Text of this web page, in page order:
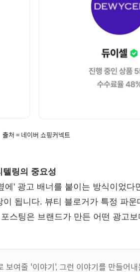
출처 = 네이버 쇼핑커넥트
링의 중요성
에' 광고 배너를 붙이는 방식이었다
됩니다. 뷰티 블로거가 특정 파
스팅은 브랜드가 만든 어떤 광고
보여줄 '이야기', 그런 이야기를 만들어